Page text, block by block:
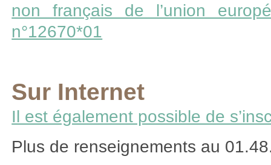
non français de l’union
n°12670*01
Sur Internet
Il est également possible de
Plus de renseignements au